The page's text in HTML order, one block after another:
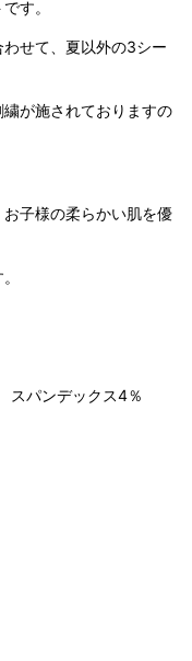
す。
せて、夏以外の3シー
が施されておりますの
子様の柔らかい肌を優
パンデックス4％